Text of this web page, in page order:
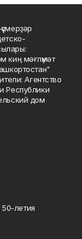
киң мәғлүмәт
Агентство
Республики
дом
летия